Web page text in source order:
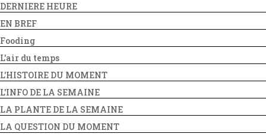
DERNIERE HEURE
EN BREF
Fooding
L'air du temps
L'HISTOIRE DU MOMENT
L'INFO DE LA SEMAINE
LA PLANTE DE LA SEMAINE
LA QUESTION DU MOMENT